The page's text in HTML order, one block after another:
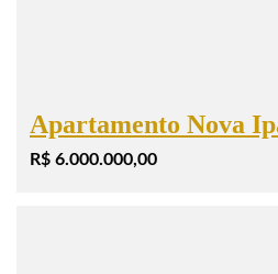
Apartamento Nova
R$ 6.000.000,00